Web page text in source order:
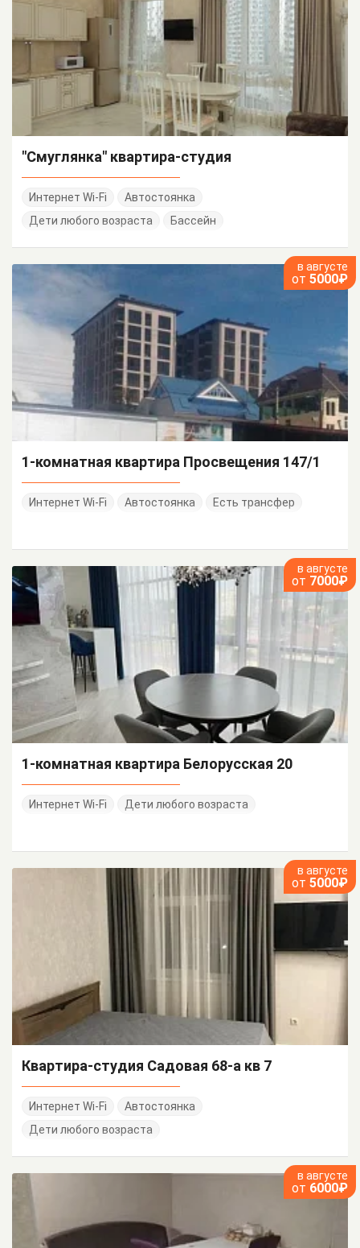
"Смуглянка" квартира-студия
Интернет Wi-Fi
Автостоянка
Дети любого возраста
Бассейн
в августе
от 5000₽
1-комнатная квартира Просвещения 147/1
Интернет Wi-Fi Автостоянка Есть трансфер
в августе
от 7000₽
1-комнатная квартира Белорусская 20
Интернет Wi-Fi Дети любого возраста
в августе
от 5000₽
Квартира-студия Садовая 68-а кв 7
Интернет Wi-Fi
Автостоянка
Дети любого возраста
в августе
от 6000₽